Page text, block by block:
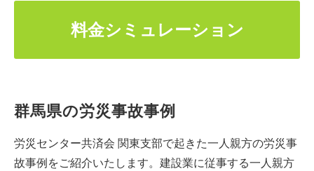
料金シミュレーション
群馬県の労災事故事例
労災センター共済会 関東支部で起きた一人親方の労災事
故事例をご紹介いたします。建設業に従事する一人親方